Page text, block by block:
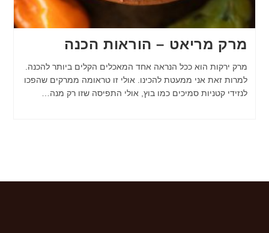
מרק מריאט – הוראות הכנה
מרק ירקות הוא ככל הנראה אחד המאכלים הקלים ביותר להכנה.
למרות זאת אני ממעטת להכינו. אולי זו טראומה ממרקים שהפכו
לנזידי קטניות סמיכים כמו בוץ, אולי התפיסה שזו רק מנה…